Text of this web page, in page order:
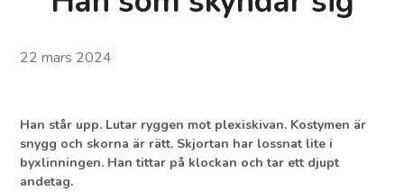
22 mars 2024
Han står upp. Lutar ryggen mot plexiskivan. Kostymen är
snygg och skorna är rätt. Skjortan har lossnat lite i
byxlinningen. Han tittar på klockan och tar ett djupt
andetag.